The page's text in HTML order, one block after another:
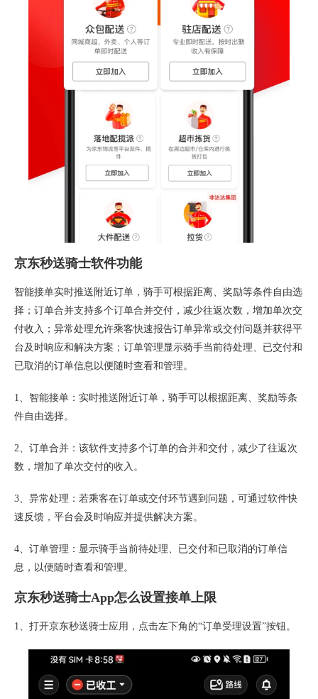
京东秒送骑士软件功能
智能接单实时推送附近订单，骑手可根据距离、奖励等条件自由选
择；订单合并支持多个订单合并交付，减少往返次数，增加单次交
付收入；异常处理允许乘客快速报告订单异常或交付问题并获得平
台及时响应和解决方案；订单管理显示骑手当前待处理、已交付和
已取消的订单信息以便随时查看和管理。
1、智能接单：实时推送附近订单，骑手可以根据距离、奖励等条
件自由选择。
2、订单合并：该软件支持多个订单的合并和交付，减少了往返次
数，增加了单次交付的收入。
3、异常处理：若乘客在订单或交付环节遇到问题，可通过软件快
速反馈，平台会及时响应并提供解决方案。
4、订单管理：显示骑手当前待处理、已交付和已取消的订单信
息，以便随时查看和管理。
京东秒送骑士App怎么设置接单上限
1、打开京东秒送骑士应用，点击左下角的“订单受理设置”按钮。